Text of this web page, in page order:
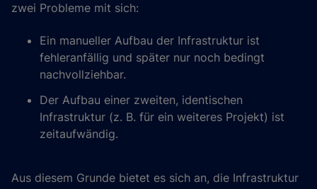
zwei Probleme mit sich:
Ein manueller Aufbau der Infrastruktur ist
fehleranfällig und später nur noch bedingt
nachvollziehbar.
Der Aufbau einer zweiten, identischen
Infrastruktur (z. B. für ein weiteres Projekt) ist
zeitaufwändig.
Aus diesem Grunde bietet es sich an, die Infrastruktur